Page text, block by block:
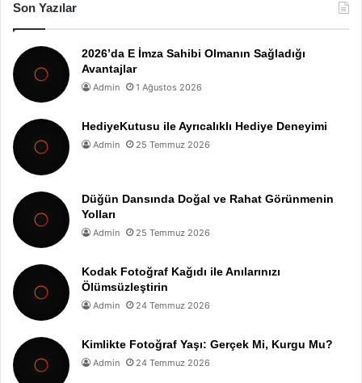
Son Yazılar
2026’da E İmza Sahibi Olmanın Sağladığı
Avantajlar
Admin 1 Ağustos 2026
HediyeKutusu ile Ayrıcalıklı Hediye Deneyimi
Admin 25 Temmuz 2026
Düğün Dansında Doğal ve Rahat Görünmenin
Yolları
Admin 25 Temmuz 2026
Kodak Fotoğraf Kağıdı ile Anılarınızı
Ölümsüzleştirin
Admin 24 Temmuz 2026
Kimlikte Fotoğraf Yaşı: Gerçek Mi, Kurgu Mu?
Admin 24 Temmuz 2026